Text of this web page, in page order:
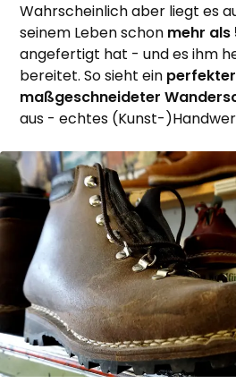
Wahrscheinlich aber liegt es
seinem Leben schon mehr als
angefertigt hat - und es ihm
bereitet. So sieht ein
maßgeschneideter
aus - echtes (Kunst-